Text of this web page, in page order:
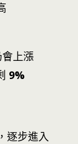
上漲
9%
逐步進入